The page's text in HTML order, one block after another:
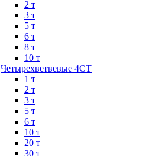
2 т
3 т
5 т
6 т
8 т
10 т
Четырехветвевые 4СТ
1 т
2 т
3 т
5 т
6 т
10 т
20 т
30 т